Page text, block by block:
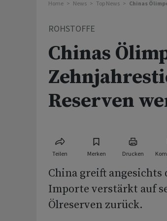
Home News Top News Chinas
ROHSTOFFE
Chinas
Reserven
Teilen Merken Drucken
China greift
Importe verstärkt auf
Ölreserven zurück.